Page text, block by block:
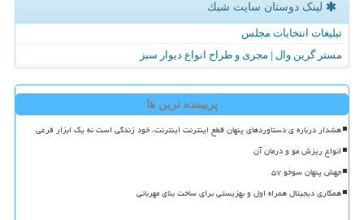
لینک دوستان سایت شیك
تبلیغات انتخابات مجلس
مستر گرین وال | مجری و طراح انواع دیوار سبز
پربیننده ترین ها
هشدار درباره ی دستاوردهای پنهان قطع اینترنت اینترنت، خود زندگی است نه یک ابزار فرعی
انواع ریزش مو و درمان آن
جهش پنهان سوخو ۵۷
همکاری دیجیتال همراه اول و بهزیستی برای ساخت بنای مهربانی